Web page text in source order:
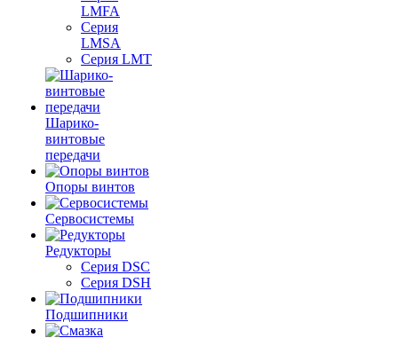
LMFA
Серия
LMSA
Серия LMT
Шарико-
винтовые
передачи
Опоры винтов
Сервосистемы
Редукторы
Серия DSC
Серия DSH
Подшипники